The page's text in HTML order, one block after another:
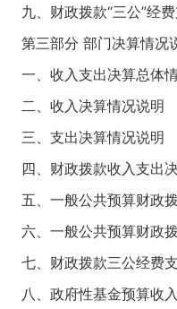
九、财政拨款“三公”经费
第三部分 部门决算情况
一、收入支出决算总体
二、收入决算情况说明
三、支出决算情况说明
四、财政拨款收入支出决
五、一般公共预算财政拨
六、一般公共预算财政拨
七、财政拨款三公经费支
八、政府性基金预算收入